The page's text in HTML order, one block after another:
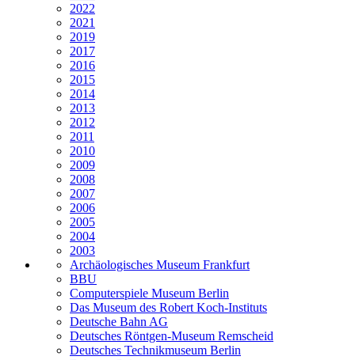
2022
2021
2019
2017
2016
2015
2014
2013
2012
2011
2010
2009
2008
2007
2006
2005
2004
2003
Archäologisches Museum Frankfurt
BBU
Computerspiele Museum Berlin
Das Museum des Robert Koch-Instituts
Deutsche Bahn AG
Deutsches Röntgen-Museum Remscheid
Deutsches Technikmuseum Berlin